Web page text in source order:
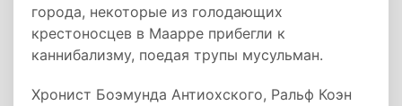
города, некоторые из голодающих
крестоносцев в Маарре прибегли к
каннибализму, поедая трупы мусульман.
Хронист Боэмунда Антиохского, Ральф Коэн